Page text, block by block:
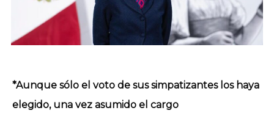
*Aunque sólo el voto de sus simpatizantes los haya
elegido, una vez asumido el cargo